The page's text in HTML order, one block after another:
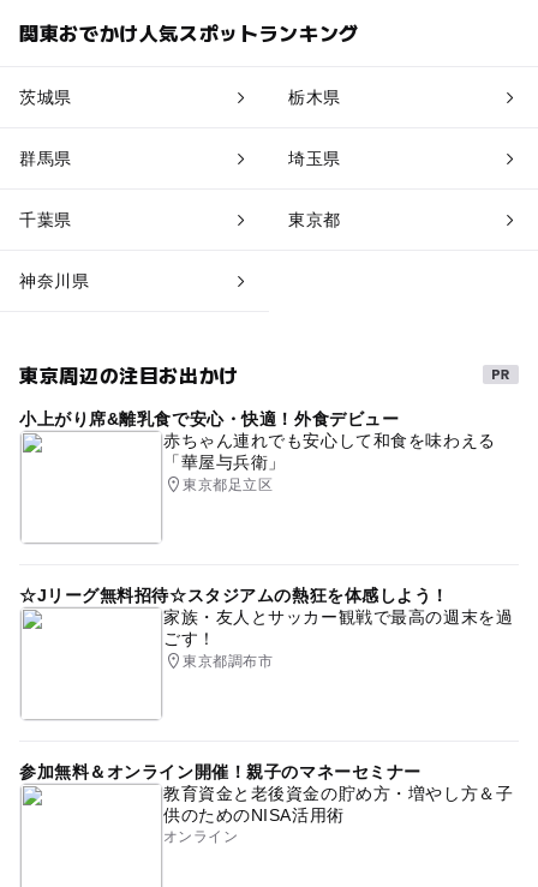
関東おでかけ人気スポットランキング
茨城県 栃木県
群馬県 埼玉県
千葉県 東京都
神奈川県
東京周辺の注目お出かけ
小上がり席&離乳食で安心・快適！外食デビュー
赤ちゃん連れでも安心して和食を味わえる
「華屋与兵衛」
東京都足立区
☆Jリーグ無料招待☆スタジアムの熱狂を体感しよう！
家族・友人とサッカー観戦で最高の週末を過
ごす！
東京都調布市
参加無料＆オンライン開催！親子のマネーセミナー
教育資金と老後資金の貯め方・増やし方＆子
供のためのNISA活用術
オンライン